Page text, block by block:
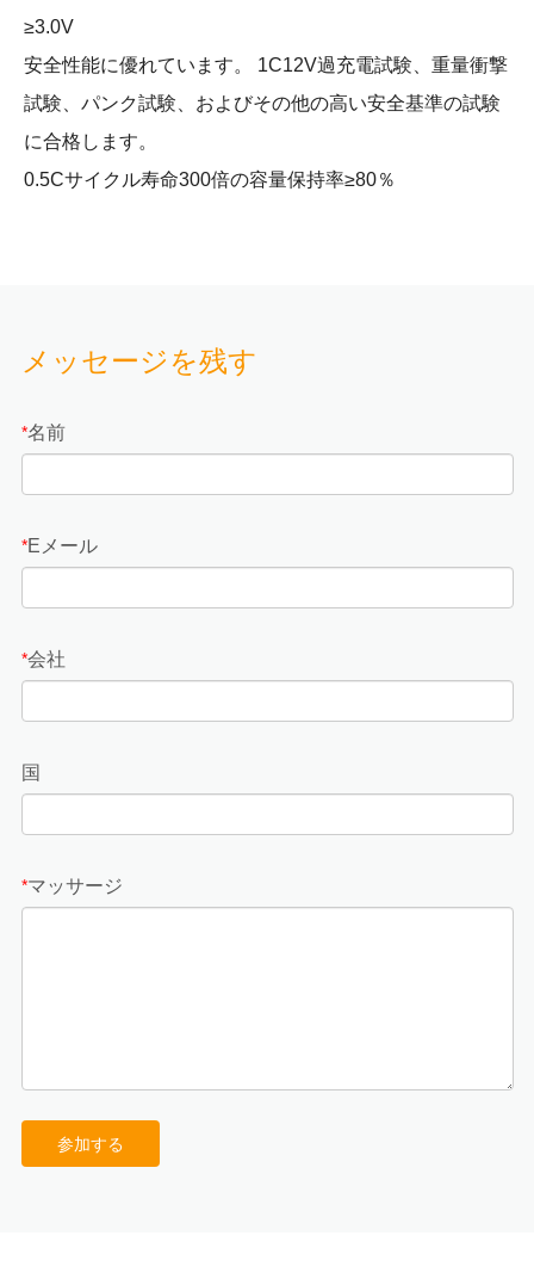
≥3.0V
安全性能に優れています。 1C12V過充電試験、重量衝撃
試験、パンク試験、およびその他の高い安全基準の試験
に合格します。
0.5Cサイクル寿命300倍の容量保持率≥80％
メッセージを残す
*名前
*Eメール
*会社
国
*マッサージ
参加する